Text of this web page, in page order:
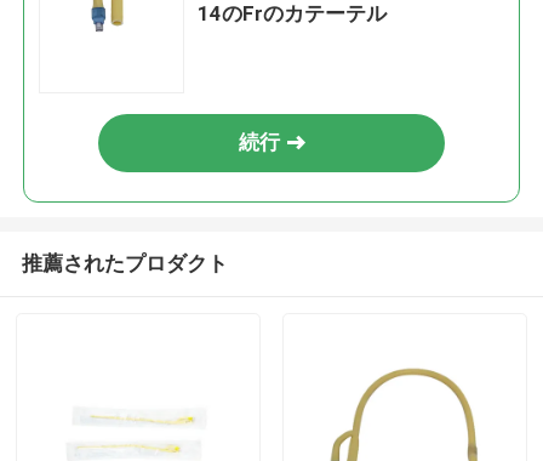
14のFrのカテーテル
続行
推薦されたプロダクト